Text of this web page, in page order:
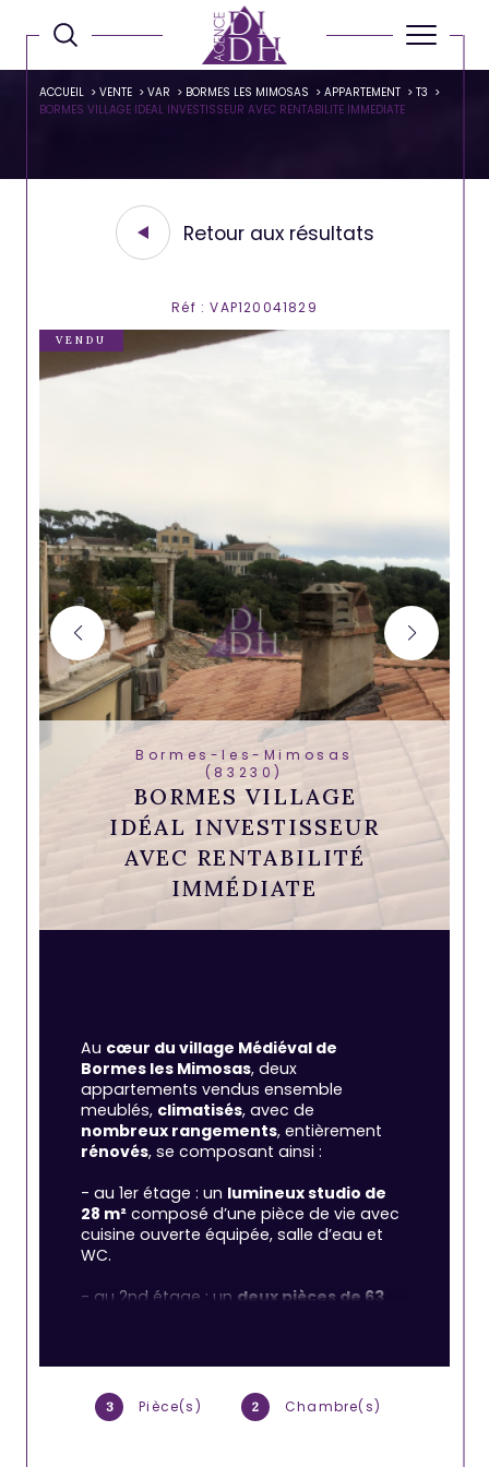
ACCUEIL VENTE VAR BORMES LES MIMOSAS APPARTEMENT
T3
BORMES VILLAGE IDEAL INVESTISSEUR AVEC RENTABILITE IMMEDIATE
Retour aux résultats
Réf : VAP120041829
VENDU
Bormes-les-Mimosas
(83230)
BORMES VILLAGE
IDÉAL INVESTISSEUR
AVEC RENTABILITÉ
IMMÉDIATE
3 Pièce(s) 2 Chambre(s)
Au cœur du village Médiéval de
Bormes les Mimosas, deux
appartements vendus ensemble
meublés, climatisés, avec de
nombreux rangements, entièrement
rénovés, se composant ainsi :
- au 1er étage : un lumineux studio de
28 m² composé d’une pièce de vie avec
cuisine ouverte équipée, salle d’eau et
WC.
- au 2nd étage : un deux pièces de 63
avec lit double), un WC séparé, un coin
nuit (lit une personne) et une salle d’eau